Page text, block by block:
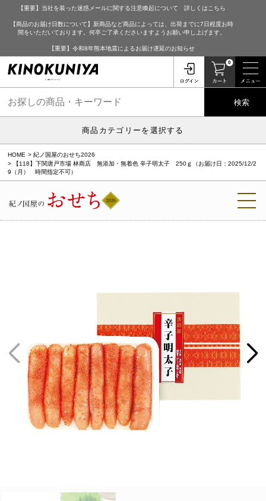
【重要】当社を装った迷惑メールに関する注意喚起について 詳しくはこちら
【商品のお届け日数について】新商品など商品によっては、出荷までに7日程度お時
間をいただいております。何卒ご了承くださいますようお願い申し上げます。
【重要】令和8年熊本地震によるお届け遅延のお知らせ
0
検索
商品カテゴリーを選択する
HOME
紀ノ国屋のおせち2026
【118】下関唐戸市場 林商店 無添加・無着色 辛子明太子 250ｇ（お届け日：2025/12/2
9（月） 時間指定不可）